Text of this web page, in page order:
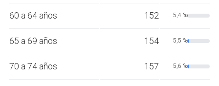
60 a 64 años 152 5,4 %
65 a 69 años 154 5,5 %
70 a 74 años 157 5,6 %